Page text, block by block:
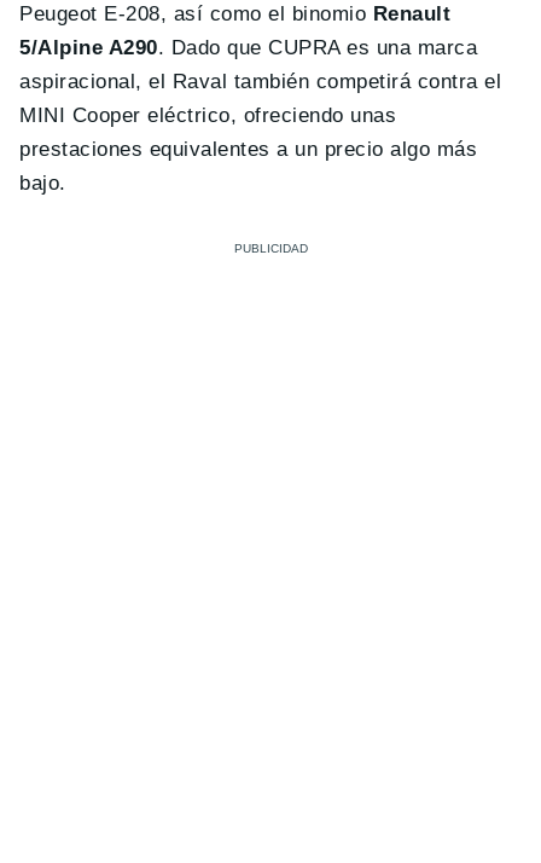
Peugeot E-208, así como el binomio Renault
5/Alpine A290. Dado que CUPRA es una marca
aspiracional, el Raval también competirá contra el
MINI Cooper eléctrico, ofreciendo unas
prestaciones equivalentes a un precio algo más
bajo.